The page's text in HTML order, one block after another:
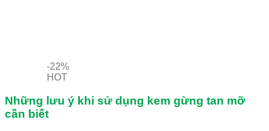
-22%
HOT
Những lưu ý khi sử dụng kem gừng tan mỡ
cần biết